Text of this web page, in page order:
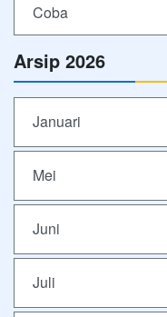
Coba
Arsip 2026
Januari
Mei
Juni
Juli